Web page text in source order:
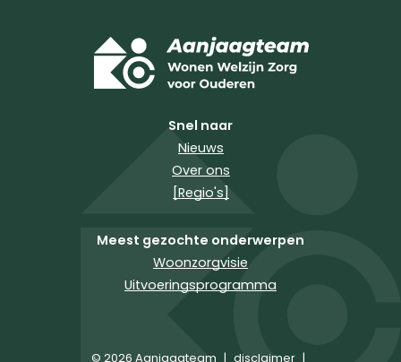
Snel naar
Nieuws
Over ons
[Regio's]
Meest gezochte onderwerpen
Woonzorgvisie
Uitvoeringsprogramma
© 2026 Aanjaagteam | disclaimer |